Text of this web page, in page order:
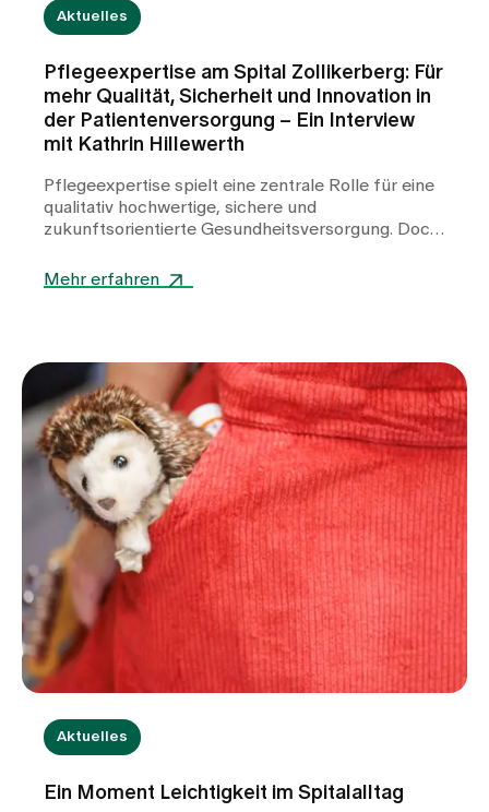
Aktuelles
Pflegeexpertise am Spital Zollikerberg: Für
mehr Qualität, Sicherheit und Innovation in
der Patientenversorgung – Ein Interview
mit Kathrin Hillewerth
Pflegeexpertise spielt eine zentrale Rolle für eine
qualitativ hochwertige, sichere und
zukunftsorientierte Gesundheitsversorgung. Doch
Pflegeexpertise, welche Aufgaben übernehmen
Hillewerth Einblicke in die Bedeutung
evidenzbasierter Pflege, den Wissenstransfer
zwischen Forschung und Praxis sowie die
Weiterentwicklung innovativer
Versorgungsmodelle. Sie erklärt, wie
Pflegeexpertise dazu beiträgt, die Pflegequalität
kontinuierlich zu verbessern und den
Herausforderungen einer immer komplexeren
Gesundheitsversorgung zu begegnen.
Mehr erfahren
Aktuelles
Ein Moment Leichtigkeit im Spitalalltag